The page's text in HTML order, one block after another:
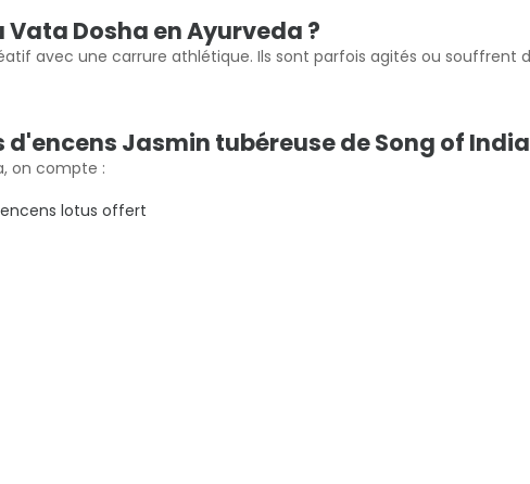
Dosha en Ayurveda ?
avec une carrure athlétique. Ils sont parfois agités ou souffrent
Jasmin tubéreuse de Song of
on compte :
lotus offert